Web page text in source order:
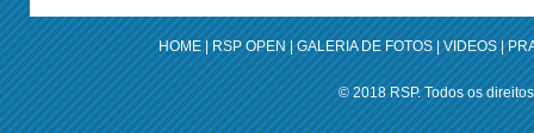
HOME|RSP OPEN|GALERIA DE FOTOS|VIDEOS|
© 2018 RSP. Todos os